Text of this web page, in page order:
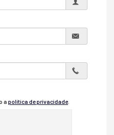
madeira
a política de privacidade.